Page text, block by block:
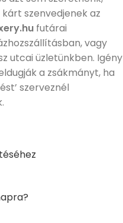
szenvedjenek az
futárai
vagy
utcai üzletünkben. Igény
a zsákmányt, ha
szerveznél